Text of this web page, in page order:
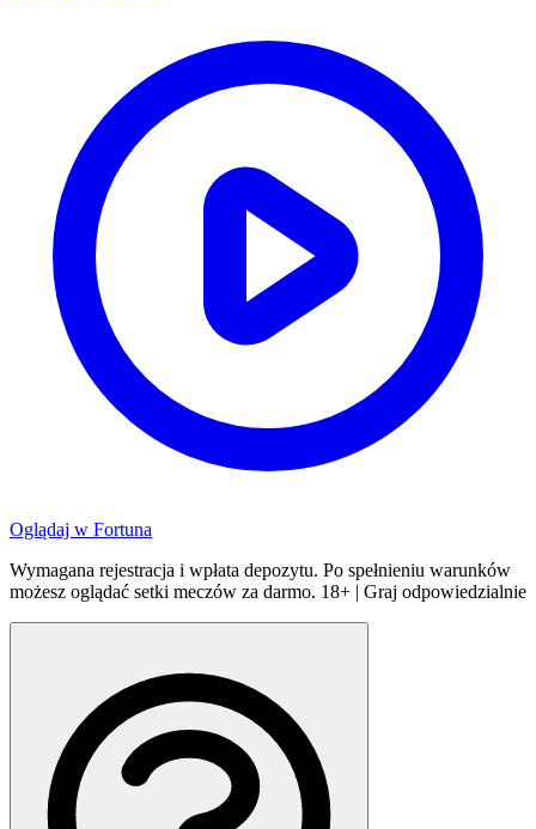
Oglądaj w Fortuna
Wymagana rejestracja i wpłata depozytu. Po spełnieniu warunków
możesz oglądać setki meczów za darmo. 18+ | Graj odpowiedzialnie